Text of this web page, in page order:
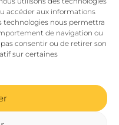
accéder aux informations
technologies nous permettra
de navigation ou
consentir ou de retirer son
sur certaines
de construction
-